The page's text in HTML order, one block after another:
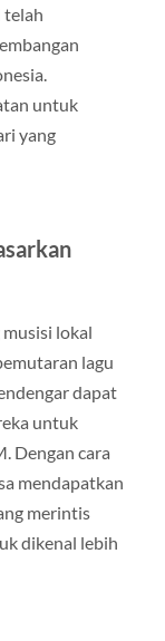
telah
untuk
yang
lokal
lagu
dapat
untuk
Dengan cara
mendapatkan
merintis
dikenal lebih